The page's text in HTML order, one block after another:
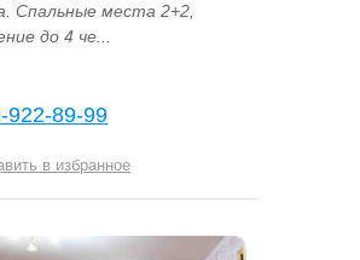
Спальные места 2+2,
до 4 че...
922-89-99
в избранное